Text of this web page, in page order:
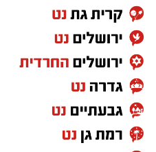
את כל היכולות
צבאית.
לכן, הטענה ש"חרדים לא
לא מתיישבת עם המציאות
ועזבו לרגע את דעתי
למדינה לא יכול לצפות
מעניקה. ולא חסרות